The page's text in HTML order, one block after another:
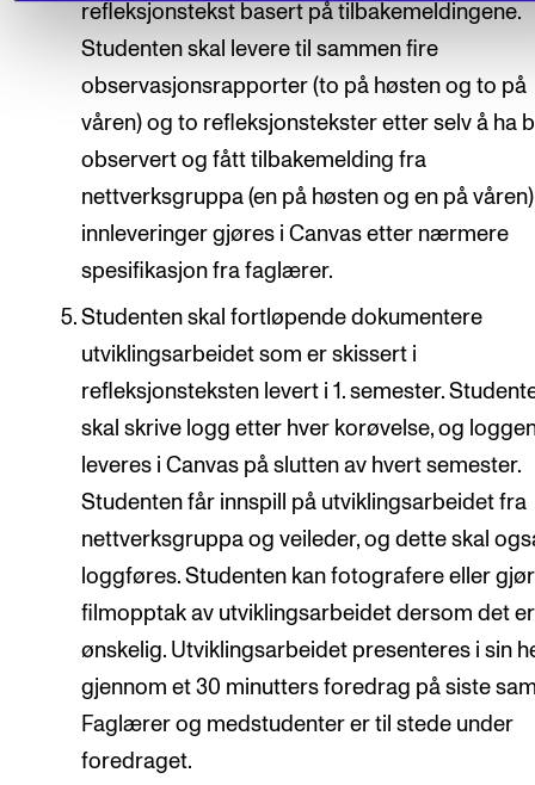
refleksjonstekst basert på tilbakemeldingene.
Studenten skal levere til sammen fire
observasjonsrapporter (to på høsten og to på
våren) og to refleksjonstekster etter selv å ha
observert og fått tilbakemelding fra
nettverksgruppa (en på høsten og en på
innleveringer gjøres i Canvas etter nærmere
spesifikasjon fra faglærer.
Studenten skal fortløpende dokumentere
utviklingsarbeidet som er skissert i
refleksjonsteksten levert i 1. semester.
skal skrive logg etter hver korøvelse, og
leveres i Canvas på slutten av hvert semester.
Studenten får innspill på utviklingsarbeidet fra
nettverksgruppa og veileder, og dette skal
loggføres. Studenten kan fotografere eller
filmopptak av utviklingsarbeidet dersom det er
ønskelig. Utviklingsarbeidet presenteres i sin
gjennom et 30 minutters foredrag på siste
Faglærer og medstudenter er til stede under
foredraget.